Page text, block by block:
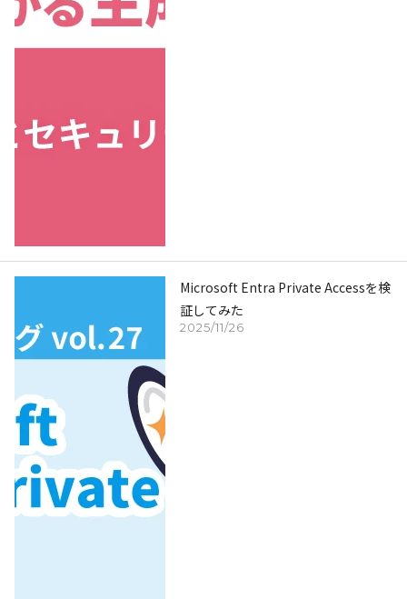
2025/11/26
Microsoft Entra Private Accessを検
証してみた